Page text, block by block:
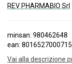
REV PHARMABIO Srl
minsan: 980462648
ean: 8016527000715
Vai alla descrizione